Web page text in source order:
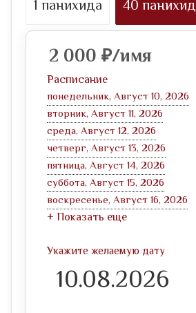
1 панихида 40 панихид
2 000 ₽/имя
Расписание
понедельник, Август 10, 2026
вторник, Август 11, 2026
среда, Август 12, 2026
четверг, Август 13, 2026
пятница, Август 14, 2026
суббота, Август 15, 2026
воскресенье, Август 16, 2026
+ Показать еще
Укажите желаемую дату